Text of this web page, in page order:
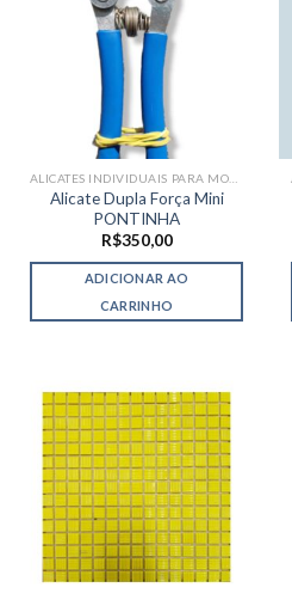
ALICATES INDIVIDUAIS PARA MOSAICO
Alicate Dupla Força Mini
PONTINHA
R$350,00
ADICIONAR AO
CARRINHO